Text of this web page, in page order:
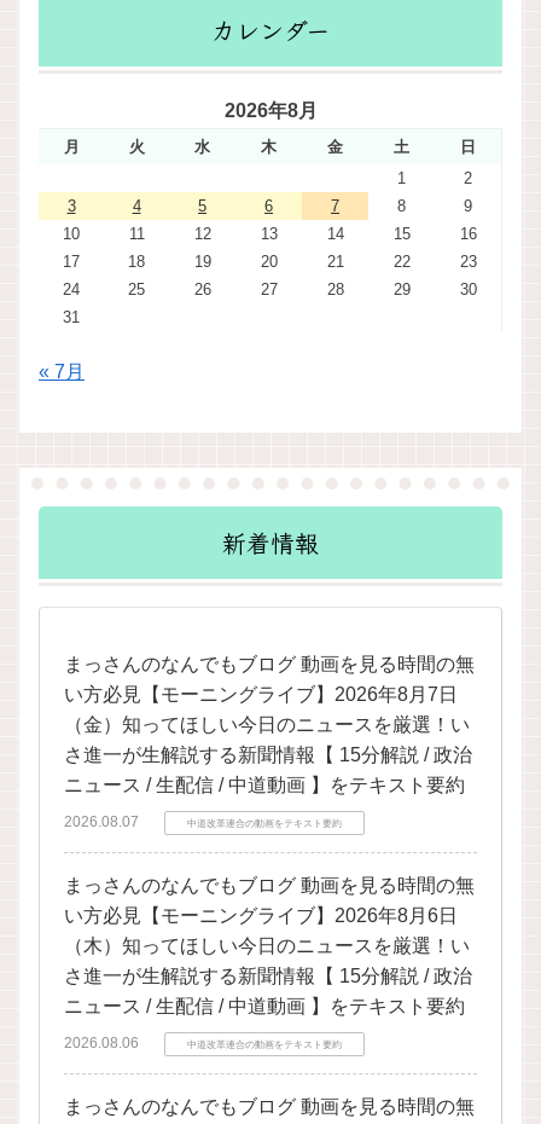
カレンダー
2026年8月
月 火 水 木 金 土
日
1
2
3
4 5 6 7 8
9
10
11 12 13 14 15
16
17
18 19 20 21 22
23
24
25 26 27 28 29
30
31
« 7月
新着情報
まっさんのなんでもブログ 動画を見る時間の無
い方必見【モーニングライブ】2026年8月7日
（金）知ってほしい今日のニュースを厳選！い
さ進一が生解説する新聞情報【 15分解説 / 政治
ニュース / 生配信 / 中道動画 】をテキスト要約
2026.08.07 中道改革連合の動画をテキスト要約
まっさんのなんでもブログ 動画を見る時間の無
い方必見【モーニングライブ】2026年8月6日
（木）知ってほしい今日のニュースを厳選！い
さ進一が生解説する新聞情報【 15分解説 / 政治
ニュース / 生配信 / 中道動画 】をテキスト要約
2026.08.06 中道改革連合の動画をテキスト要約
まっさんのなんでもブログ 動画を見る時間の無